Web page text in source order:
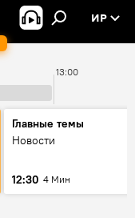
ИР
13:00
Главные темы
Новости
12:30 4 Мин